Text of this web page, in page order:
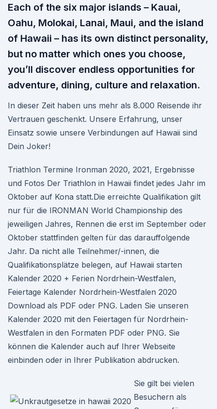
Each of the six major islands – Kauai,
Oahu, Molokai, Lanai, Maui, and the island
of Hawaii – has its own distinct personality,
but no matter which ones you choose,
you’ll discover endless opportunities for
adventure, dining, culture and relaxation.
In dieser Zeit haben uns mehr als 8.000 Reisende ihr
Vertrauen geschenkt. Unsere Erfahrung, unser
Einsatz sowie unsere Verbindungen auf Hawaii sind
Dein Joker!
Triathlon Termine Ironman 2020, 2021, Ergebnisse
und Fotos Der Triathlon in Hawaii findet jedes Jahr im
Oktober auf Kona statt.Die erreichte Qualifikation gilt
nur für die IRONMAN World Championship des
jeweiligen Jahres, Rennen die erst im September oder
Oktober stattfinden gelten für das darauffolgende
Jahr. Da nicht alle Teilnehmer/-innen, die
Qualifikationsplätze belegen, auf Hawaii starten
Kalender 2020 + Ferien Nordrhein-Westfalen,
Feiertage Kalender Nordrhein-Westfalen 2020
Download als PDF oder PNG. Laden Sie unseren
Kalender 2020 mit den Feiertagen für Nordrhein-
Westfalen in den Formaten PDF oder PNG. Sie
können die Kalender auch auf Ihrer Webseite
einbinden oder in Ihrer Publikation abdrucken.
Sie gilt bei vielen
Besuchern als